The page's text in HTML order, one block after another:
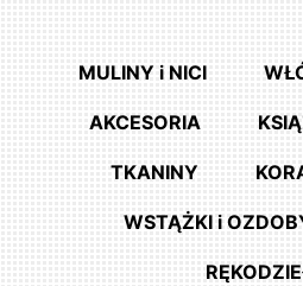
MULINY i NICI
AKCESORIA
TKANINY
WSTĄŻKI i